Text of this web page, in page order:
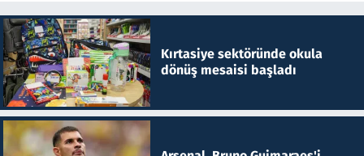
Kırtasiye sektöründe okula
dönüş mesaisi başladı